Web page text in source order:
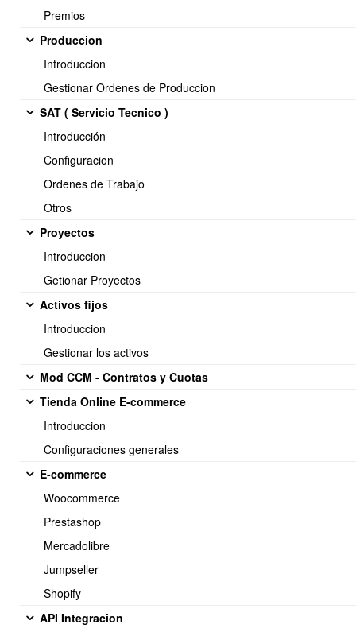
Premios
Produccion
Introduccion
Gestionar Ordenes de Produccion
SAT ( Servicio Tecnico )
Introducción
Configuracion
Ordenes de Trabajo
Otros
Proyectos
Introduccion
Getionar Proyectos
Activos fijos
Introduccion
Gestionar los activos
Mod CCM - Contratos y Cuotas
Tienda Online E-commerce
Introduccion
Configuraciones generales
E-commerce
Woocommerce
Prestashop
Mercadolibre
Jumpseller
Shopify
API Integracion
Es recomendable que los productos que componen la lista de
materiales tengan actualizado sus stock y sus costos.
<< Anterior
Tel.: (+56) 225 88 44 99 Opc. 2